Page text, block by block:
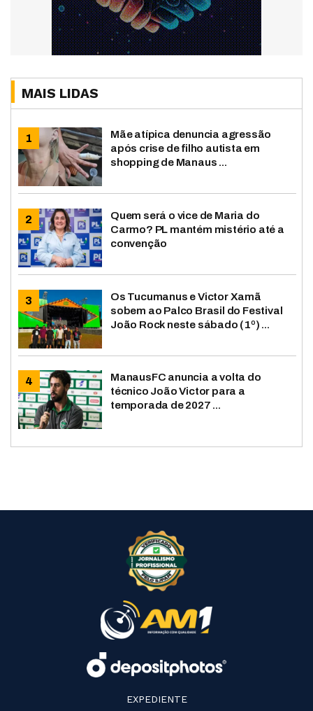
MAIS LIDAS
Mãe atípica denuncia agressão
após crise de filho autista em
shopping de Manaus ...
Quem será o vice de Maria do
Carmo? PL mantém mistério até a
convenção
Os Tucumanus e Victor Xamã
sobem ao Palco Brasil do Festival
João Rock neste sábado (1º) ...
ManausFC anuncia a volta do
técnico João Victor para a
temporada de 2027 ...
EXPEDIENTE